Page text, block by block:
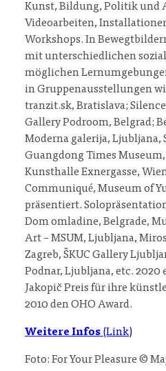
Kunst, Bildung, Politik und
Videoarbeiten,
Workshops. In
mit unterschiedlichen
möglichen
in Gruppenausstellungen
tranzit.sk, Bratislava; Silence
Gallery Podroom, Belgrad;
Moderna galerija, Ljubljana,
Guangdong Times
Kunsthalle Exnergasse,
Communiqué, Museum of
präsentiert.
Dom omladine, Belgrade,
Art – MSUM, Ljubljana,
Zagreb, ŠKUC Gallery
Podnar, Ljubljana, etc. 2020
Jakopič Preis für ihre
2010 den OHO Award.
Weitere Infos (Link)
Foto: For Your Pleasure ©